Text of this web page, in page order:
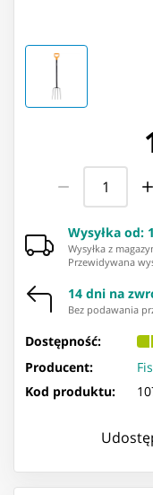
Wysyłka od:
Wysyłka z
Przewidywana
14 dni na
Bez podawania
Dostępność:
Producent:
Kod produktu: